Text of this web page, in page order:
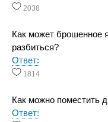
2038
Как может брошенное
разбиться?
Ответ:
1814
Как можно поместить
Ответ: